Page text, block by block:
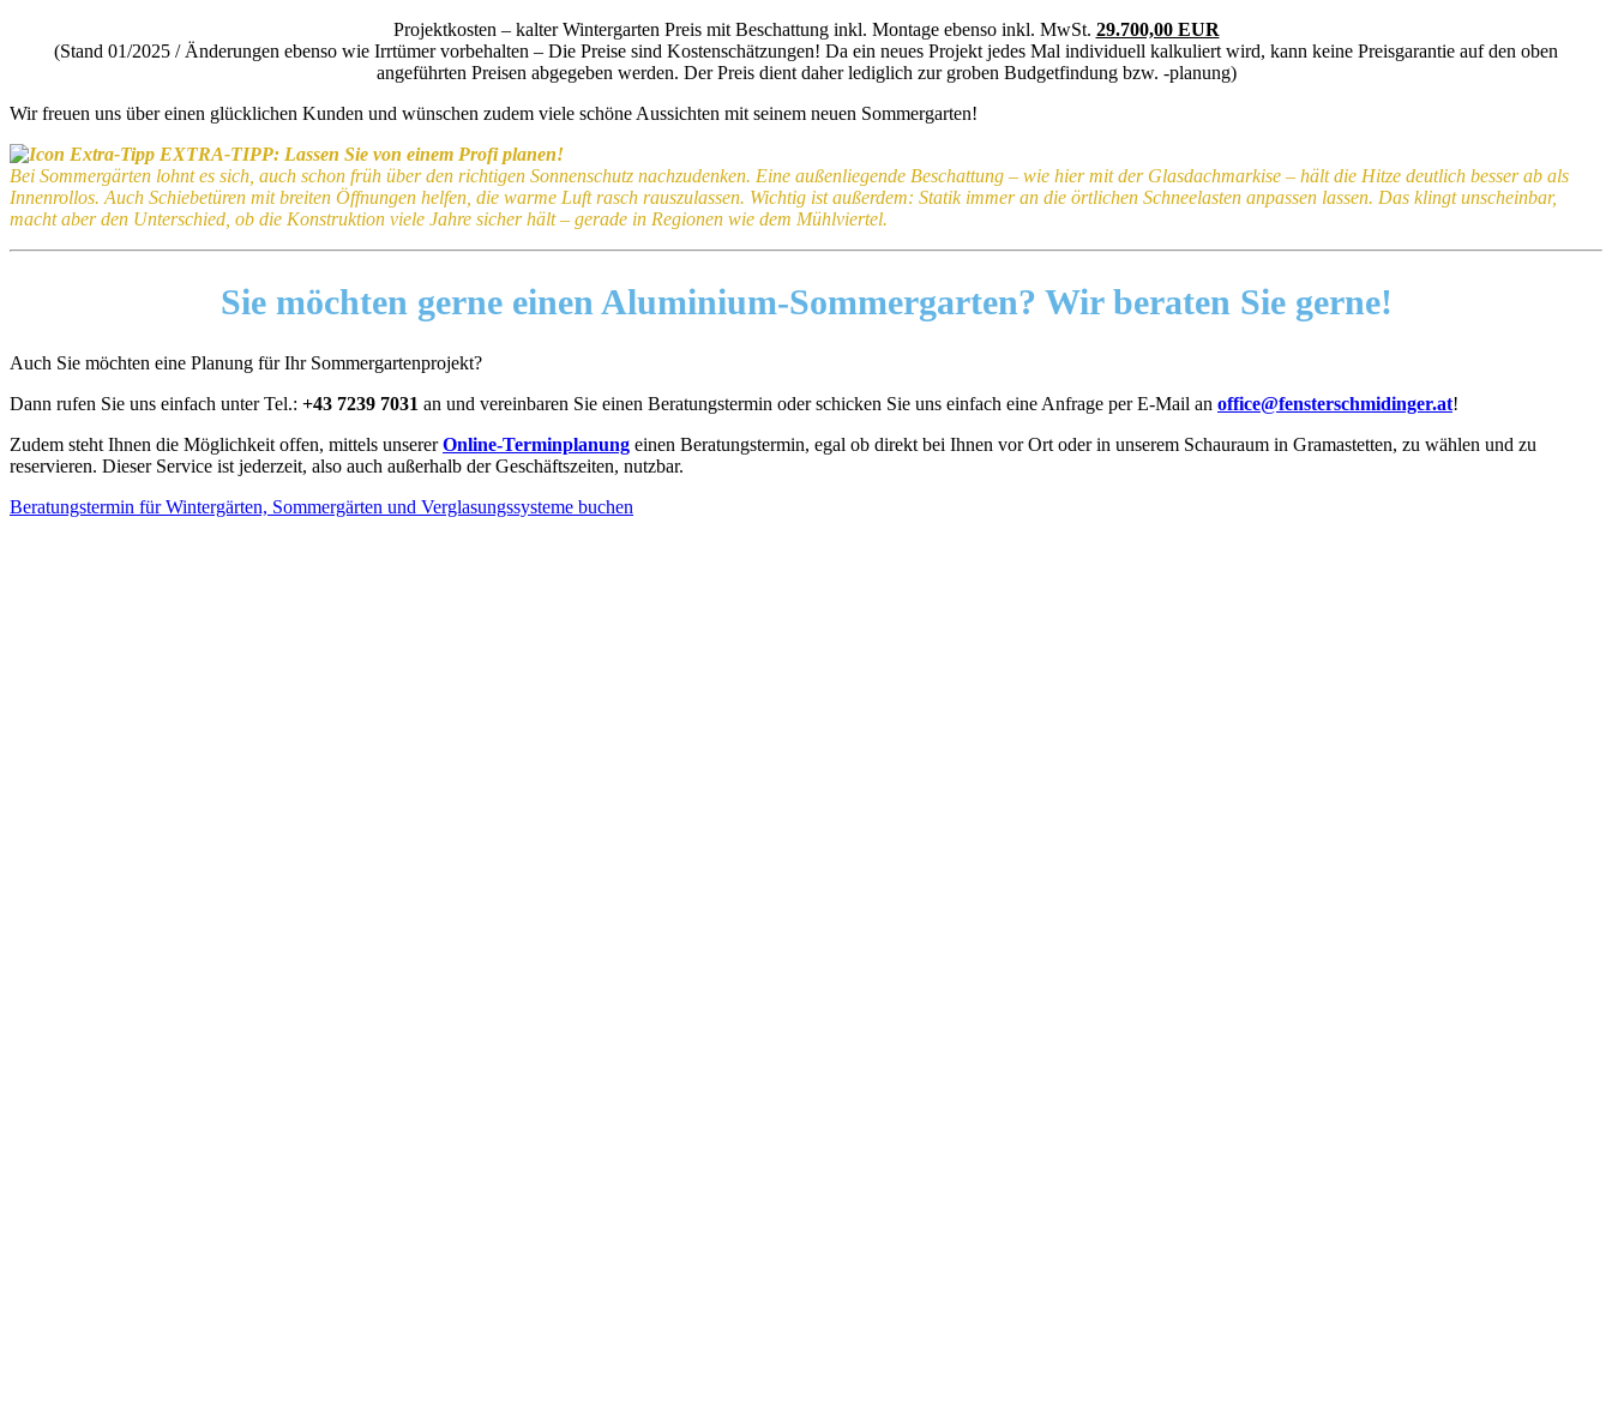
Projektkosten – kalter Wintergarten Preis mit Beschattung inkl. Montage ebenso inkl. MwSt. 29.700,00 EUR
(Stand 01/2025 / Änderungen ebenso wie Irrtümer vorbehalten – Die Preise sind Kostenschätzungen! Da ein neues Projekt jedes Mal individuell kalkuliert wird, kann keine Preisgarantie auf den oben
angeführten Preisen abgegeben werden. Der Preis dient daher lediglich zur groben Budgetfindung bzw. -planung)
Wir freuen uns über einen glücklichen Kunden und wünschen zudem viele schöne Aussichten mit seinem neuen Sommergarten!
EXTRA-TIPP: Lassen Sie von einem Profi planen!
Bei Sommergärten lohnt es sich, auch schon früh über den richtigen Sonnenschutz nachzudenken. Eine außenliegende Beschattung – wie hier mit der Glasdachmarkise – hält die Hitze deutlich besser ab als
Innenrollos. Auch Schiebetüren mit breiten Öffnungen helfen, die warme Luft rasch rauszulassen. Wichtig ist außerdem: Statik immer an die örtlichen Schneelasten anpassen lassen. Das klingt unscheinbar,
macht aber den Unterschied, ob die Konstruktion viele Jahre sicher hält – gerade in Regionen wie dem Mühlviertel.
Sie möchten gerne einen Aluminium-Sommergarten? Wir beraten Sie gerne!
Auch Sie möchten eine Planung für Ihr Sommergartenprojekt?
Dann rufen Sie uns einfach unter Tel.: +43 7239 7031 an und vereinbaren Sie einen Beratungstermin oder schicken Sie uns einfach eine Anfrage per E-Mail an office@fensterschmidinger.at!
Zudem steht Ihnen die Möglichkeit offen, mittels unsererOnline-Terminplanung einen Beratungstermin, egal ob direkt bei Ihnen vor Ort oder in unserem Schauraum in Gramastetten, zu wählen und zu
reservieren. Dieser Service ist jederzeit, also auch außerhalb der Geschäftszeiten, nutzbar.
Beratungstermin für Wintergärten, Sommergärten und Verglasungssysteme buchen